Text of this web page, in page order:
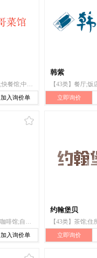
【43类】餐厅;餐馆;快餐馆;中餐厅
加入询价单
韩紫
【43类】餐厅;
立即询价
【43类】备办宴席;咖啡馆;自助餐厅;餐厅;寄宿处;饭店;餐馆;旅馆预订;自助餐馆;快餐馆
加入询价单
约翰堡贝
立即询价